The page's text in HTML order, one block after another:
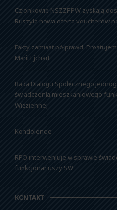
Członkowie NSZZFiPW zyskają
Ruszyła nowa oferta voucherów
Fakty zamiast półprawd.
Marii Ejchart
Rada Dialogu Społecznego
świadczenia mieszkaniowego
Więziennej
Kondolencje
RPO interweniuje w sprawie
funkcjonariuszy SW
KONTAKT